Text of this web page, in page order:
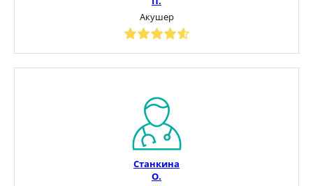
Акушер
Станкина
О.